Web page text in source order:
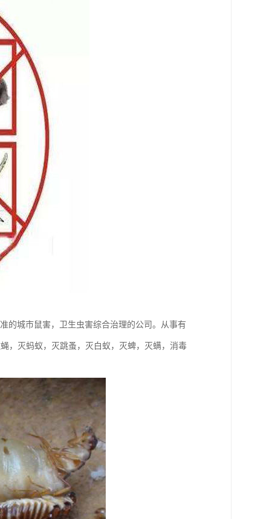
的城市鼠害，卫生虫害综合治理的公司。从事有
，灭蚂蚁，灭跳蚤，灭白蚁，灭蜱，灭螨，消毒